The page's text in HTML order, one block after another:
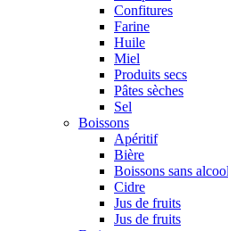
Confitures
Farine
Huile
Miel
Produits secs
Pâtes sèches
Sel
Boissons
Apéritif
Bière
Boissons sans alcool
Cidre
Jus de fruits
Jus de fruits